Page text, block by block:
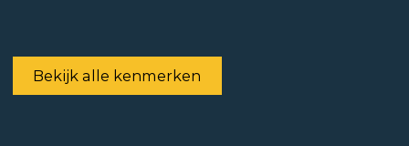
Bekijk alle kenmerken